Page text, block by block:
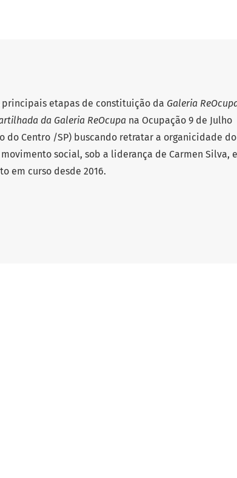
etapas de constituição da Galeria
da Galeria ReOcupa na Ocupação 9 de Julho
do Centro /SP) buscando retratar a organicidade do
social, sob a liderança de Carmen Silva, e
em curso desde 2016.